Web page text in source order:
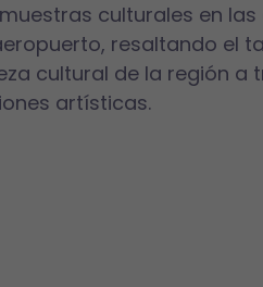
culturales en las
resaltando el
cultural de la región a
artísticas.